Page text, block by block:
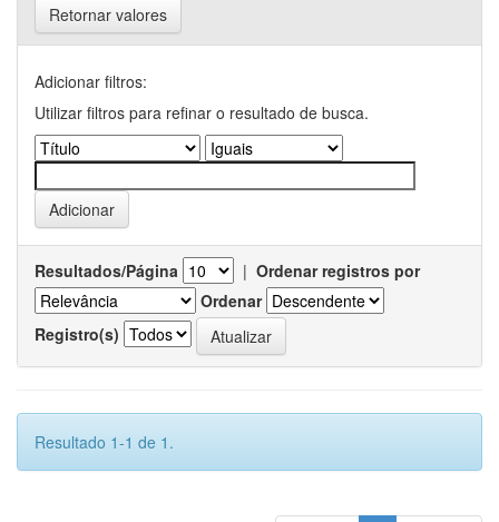
Retornar valores
Adicionar filtros:
Utilizar filtros para refinar o resultado de busca.
Resultados/Página | Ordenar registros por
Ordenar
Registro(s)
Resultado 1-1 de 1.